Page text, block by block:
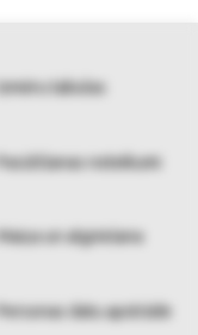
Izmēru tabulas
Pasūtīšanas noteikumi
Maiņa un atgriešana
Personas datu apstrāde